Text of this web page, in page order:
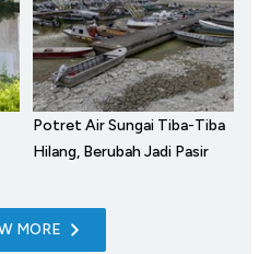
Potret Air Sungai Tiba-Tiba
Hilang, Berubah Jadi Pasir
MORE